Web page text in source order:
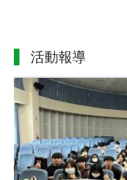
活動報導